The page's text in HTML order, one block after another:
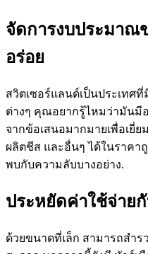
จัดการงบประมาณ
อร่อย
สวิตเซอร์แลนด์เป็นประเทศ
ต่างๆ คุณอยากรู้ไหมว่ามันมี
จากข้อเสนอมากมายเพื่อเยี่
ผลิตชีส และอื่นๆ ได้ในราคา
พบกับความลับบางอย่าง.
ประหยัดค่าใช้จ่าย
ด้วยขนาดที่เล็ก สามารถสำร